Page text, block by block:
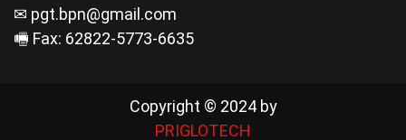
✉ pgt.bpn@gmail.com
🖷 Fax: 62822-5773-6635
Copyright © 2024 by
PRIGLOTECH